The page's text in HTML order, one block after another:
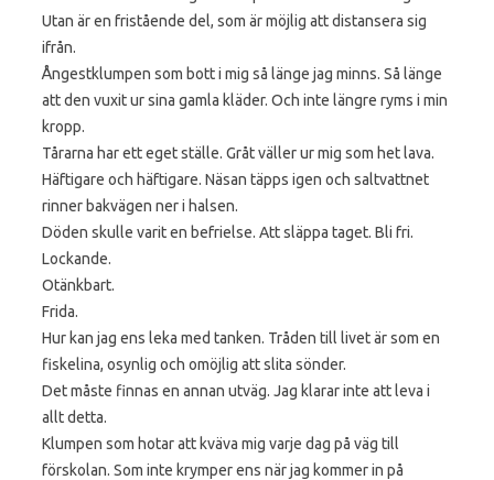
Utan är en fristående del, som är möjlig att distansera sig
ifrån.
Ångestklumpen som bott i mig så länge jag minns. Så länge
att den vuxit ur sina gamla kläder. Och inte längre ryms i min
kropp.
Tårarna har ett eget ställe. Gråt väller ur mig som het lava.
Häftigare och häftigare. Näsan täpps igen och saltvattnet
rinner bakvägen ner i halsen.
Döden skulle varit en befrielse. Att släppa taget. Bli fri.
Lockande.
Otänkbart.
Frida.
Hur kan jag ens leka med tanken. Tråden till livet är som en
fiskelina, osynlig och omöjlig att slita sönder.
Det måste finnas en annan utväg. Jag klarar inte att leva i
allt detta.
Klumpen som hotar att kväva mig varje dag på väg till
förskolan. Som inte krymper ens när jag kommer in på